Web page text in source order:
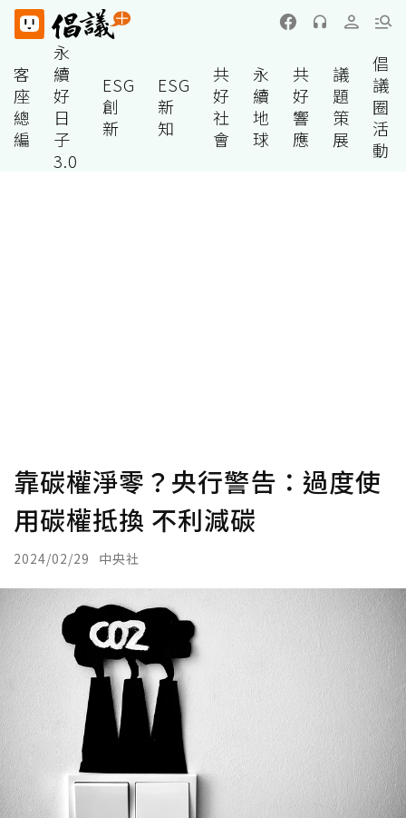
客
座
總
編
永
續
好
日
子
3.0
ESG
創
新
ESG
新
知
共
好
社
會
永
續
地
球
共
好
響
應
議
題
策
展
倡
議
圈
活
動
靠碳權淨零？央行警告：過度使
用碳權抵換 不利減碳
2024/02/29 中央社